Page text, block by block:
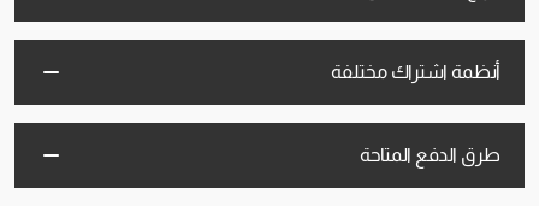
أنظمة اشتراك مختلفة
طرق الدفع المتاحة